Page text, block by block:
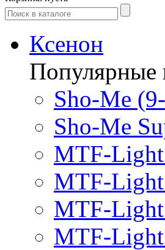
Ксенон
Популярные
Sho-Me
Sho-Me
MTF-
MTF-
MTF-
MTF-